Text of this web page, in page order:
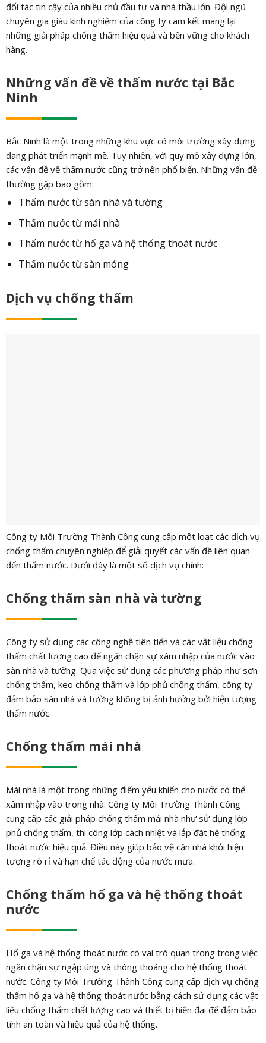
đối tác tin cậy của nhiều chủ đầu tư và nhà thầu lớn. Đội ngũ
chuyên gia giàu kinh nghiệm của công ty cam kết mang lại
những giải pháp chống thấm hiệu quả và bền vững cho khách
hàng.
Những vấn đề về thấm nước tại Bắc
Ninh
Bắc Ninh là một trong những khu vực có môi trường xây dựng
đang phát triển mạnh mẽ. Tuy nhiên, với quy mô xây dựng lớn,
các vấn đề về thấm nước cũng trở nên phổ biến. Những vấn đề
thường gặp bao gồm:
Thấm nước từ sàn nhà và tường
Thấm nước từ mái nhà
Thấm nước từ hố ga và hệ thống thoát nước
Thấm nước từ sàn móng
Dịch vụ chống thấm
Công ty Môi Trường Thành Công cung cấp một loạt các dịch vụ
chống thấm chuyên nghiệp để giải quyết các vấn đề liên quan
đến thấm nước. Dưới đây là một số dịch vụ chính:
Chống thấm sàn nhà và tường
Công ty sử dụng các công nghệ tiên tiến và các vật liệu chống
thấm chất lượng cao để ngăn chặn sự xâm nhập của nước vào
sàn nhà và tường. Qua việc sử dụng các phương pháp như sơn
chống thấm, keo chống thấm và lớp phủ chống thấm, công ty
đảm bảo sàn nhà và tường không bị ảnh hưởng bởi hiện tượng
thấm nước.
Chống thấm mái nhà
Mái nhà là một trong những điểm yếu khiến cho nước có thể
xâm nhập vào trong nhà. Công ty Môi Trường Thành Công
cung cấp các giải pháp chống thấm mái nhà như sử dụng lớp
phủ chống thấm, thi công lớp cách nhiệt và lắp đặt hệ thống
thoát nước hiệu quả. Điều này giúp bảo vệ căn nhà khỏi hiện
tượng rò rỉ và hạn chế tác động của nước mưa.
Chống thấm hố ga và hệ thống thoát
nước
Hố ga và hệ thống thoát nước có vai trò quan trọng trong việc
ngăn chặn sự ngập úng và thông thoáng cho hệ thống thoát
nước. Công ty Môi Trường Thành Công cung cấp dịch vụ chống
thấm hố ga và hệ thống thoát nước bằng cách sử dụng các vật
liệu chống thấm chất lượng cao và thiết bị hiện đại để đảm bảo
tính an toàn và hiệu quả của hệ thống.